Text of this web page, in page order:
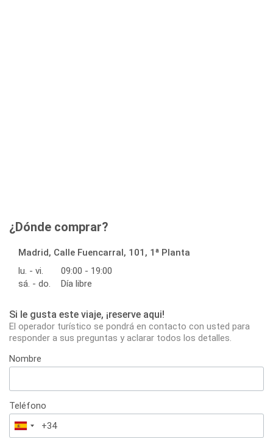
¿Dónde comprar?
Madrid, Calle Fuencarral, 101, 1ª Planta
lu. - vi.
09:00 - 19:00
sá. - do.
Día libre
Si le gusta este viaje, ¡reserve aqui!
El operador turístico se pondrá en contacto con usted para
responder a sus preguntas y aclarar todos los detalles.
Nombre
Teléfono
España